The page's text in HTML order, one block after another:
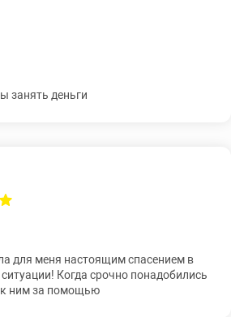
занять деньги
для меня настоящим спасением в
Когда срочно понадобились
к ним за помощью